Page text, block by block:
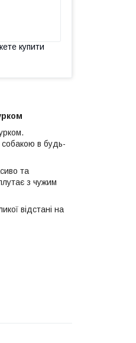
купити
собакою в будь-
та
з чужим
відстані на